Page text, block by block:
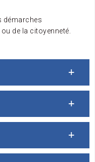
démarches
de la citoyenneté.